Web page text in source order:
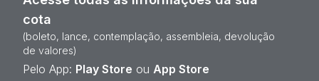
cota
(boleto, lance, contemplação, assembleia, devolução
de valores)
Pelo App: Play Store ou App Store